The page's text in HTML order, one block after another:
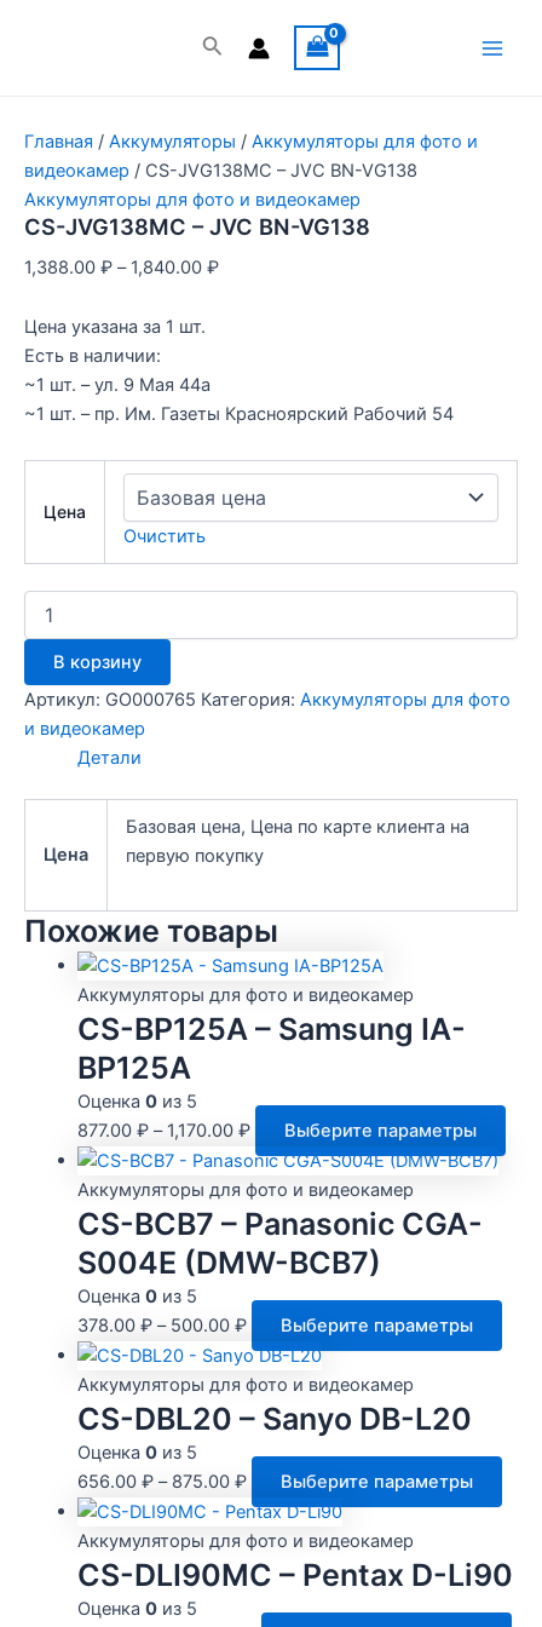
Поиск
Главная / Аккумуляторы / Аккумуляторы для фото и
видеокамер / CS-JVG138MC – JVC BN-VG138
Аккумуляторы для фото и видеокамер
CS-JVG138MC – JVC BN-VG138
1,388.00 ₽ – 1,840.00 ₽
Цена указана за 1 шт.
Есть в наличии:
~1 шт. – ул. 9 Мая 44а
~1 шт. – пр. Им. Газеты Красноярский Рабочий 54
Цена
Очистить
Количество
товара
CS-
JVG138MC
-
JVC
В корзину
Артикул: GO000765 Категория: Аккумуляторы для фото
и видеокамер
Детали
Цена
Базовая цена, Цена по карте клиента на
первую покупку
Похожие товары
Аккумуляторы для фото и видеокамер
CS-BP125A – Samsung IA-
BP125A
Оценка 0из 5
877.00 ₽–1,170.00 ₽ Выберите параметры
Аккумуляторы для фото и видеокамер
CS-BCB7 – Panasonic CGA-
S004E (DMW-BCB7)
Оценка 0из 5
378.00 ₽– 500.00 ₽ Выберите параметры
Аккумуляторы для фото и видеокамер
CS-DBL20 – Sanyo DB-L20
Оценка 0из 5
656.00 ₽– 875.00 ₽ Выберите параметры
Аккумуляторы для фото и видеокамер
CS-DLI90MC – Pentax D-Li90
Оценка 0из 5